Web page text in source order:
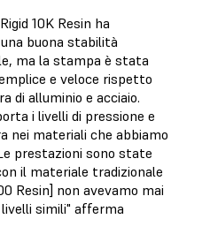
10K Resin ha
buona stabilità
ma la stampa è stata
e veloce rispetto
di alluminio e acciaio.
i livelli di pressione e
nei materiali che abbiamo
prestazioni sono state
il materiale tradizionale
Resin] non avevamo mai
simili" afferma